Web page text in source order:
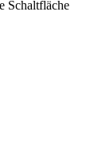
Schaltfläche